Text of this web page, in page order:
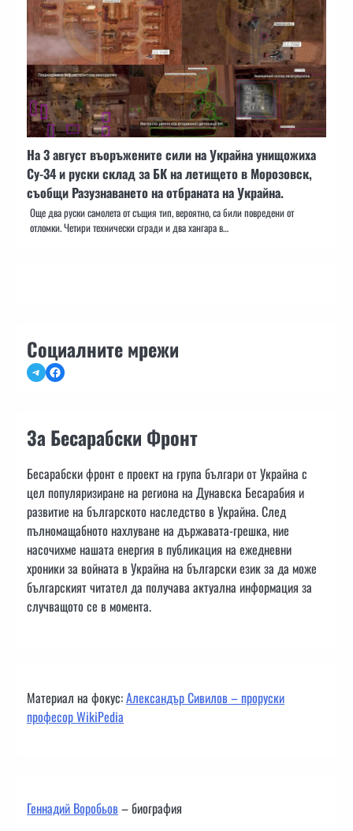
На 3 август въоръжените сили на Украйна унищожиха
Су-34 и руски склад за БК на летището в Морозовск,
съобщи Разузнаването на отбраната на Украйна.
Още два руски самолета от същия тип, вероятно, са били повредени от
отломки. Четири технически сгради и два хангара в…
Социалните мрежи
TelegramFacebook
За Бесарабски Фронт
Бесарабски фронт е проект на група българи от Украйна с
цел популяризиране на региона на Дунавска Бесарабия и
развитие на българското наследство в Украйна. След
пълномащабното нахлуване на държавата-грешка, ние
насочихме нашата енергия в публикация на ежедневни
хроники за войната в Украйна на български език за да може
българският читател да получава актуална информация за
случващото се в момента.
Материал на фокус:Александър Сивилов – проруски
професор WikiPedia
Геннадий Воробьов– биография